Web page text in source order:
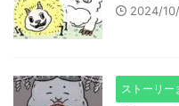
2024/
ストーリー